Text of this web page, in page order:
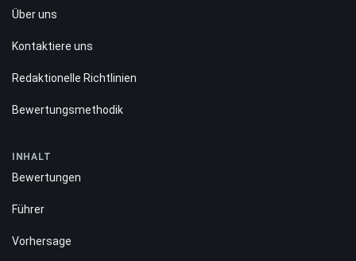
Über uns
Kontaktiere uns
Redaktionelle Richtlinien
Bewertungsmethodik
INHALT
Bewertungen
Führer
Vorhersage